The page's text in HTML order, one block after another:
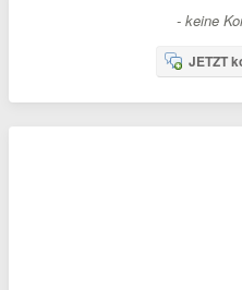
- keine
JETZT